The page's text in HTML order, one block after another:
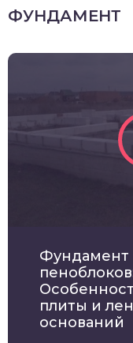
ФУНДАМЕНТ
Фундамент
плиты и
оснований